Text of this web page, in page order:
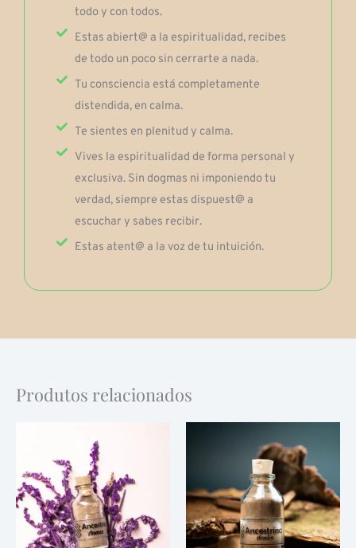
todo y con todos.
Estas abiert@ a la espiritualidad, recibes
de todo un poco sin cerrarte a nada.
Tu consciencia está completamente
distendida, en calma.
Te sientes en plenitud y calma.
Vives la espiritualidad de forma personal y
exclusiva. Sin dogmas ni imponiendo tu
verdad, siempre estas dispuest@ a
escuchar y sabes recibir.
Estas atent@ a la voz de tu intuición.
Produtos relacionados
através
$110,000
produto
tem
várias
variantes.
As
de
preço:
$90,000
através
$130,000
produto
tem
várias
variantes.
As